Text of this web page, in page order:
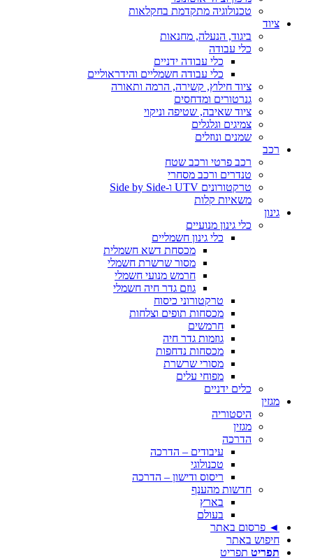
טכנולוגיה מתקדמת בחקלאות
ציוד
ביגוד, הנעלה, מחנאות
כלי עבודה
כלי עבודה ידניים
כלי עבודה חשמליים והידראוליים
ציוד חילוץ, קשירה, הרמה ותאורה
גנרטורים ומדחסים
ציוד שאיבה, שטיפה וניקוי
צמיגים וגלגלים
שמנים ונוזלים
רכב
רכב פרטי ורכב שטח
טנדרים ורכב מסחרי
טרקטורונים UTV ו-Side by Side
משאיות קלות
גינון
כלי גינון מנועיים
כלי גינון חשמליים
מכסחת דשא חשמלית
מסור שרשרת חשמלי
חרמש מנועי חשמלי
גוזם גדר חיה חשמלי
טרקטורוני כיסוח
מכסחות תופים וצלחות
חרמשים
גוזמות גדר חיה
מכסחות נדחפות
מסורי שרשרת
מפוחי עלים
כלים ידניים
מגזין
היסטוריה
מגזין
הדרכה
עיבודים – הדרכה
טכנולוגי
ריסוס ודישון – הדרכה
חדשות מהענף
בארץ
בעולם
◄ פרסום באתר
חיפוש באתר
תפריט תפריט